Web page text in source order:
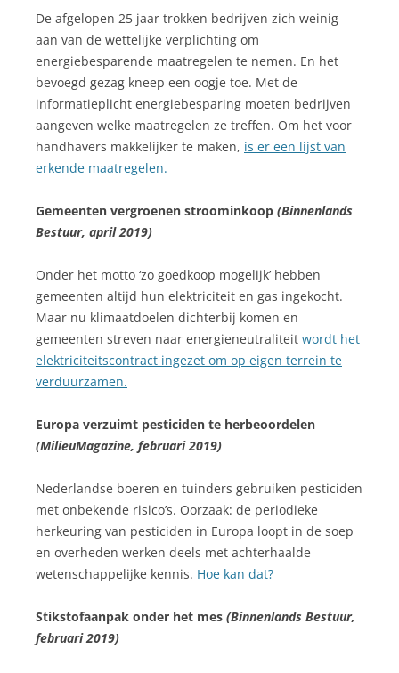
De afgelopen 25 jaar trokken bedrijven zich weinig
aan van de wettelijke verplichting om
energiebesparende maatregelen te nemen. En het
bevoegd gezag kneep een oogje toe. Met de
informatieplicht energiebesparing moeten bedrijven
aangeven welke maatregelen ze treffen. Om het voor
handhavers makkelijker te maken, is er een lijst van
erkende maatregelen.
Gemeenten vergroenen stroominkoop (Binnenlands
Bestuur, april 2019)
Onder het motto ‘zo goedkoop mogelijk’ hebben
gemeenten altijd hun elektriciteit en gas ingekocht.
Maar nu klimaatdoelen dichterbij komen en
gemeenten streven naar energieneutraliteit wordt het
elektriciteitscontract ingezet om op eigen terrein te
verduurzamen.
Europa verzuimt pesticiden te herbeoordelen
(MilieuMagazine, februari 2019)
Nederlandse boeren en tuinders gebruiken pesticiden
met onbekende risico’s. Oorzaak: de periodieke
herkeuring van pesticiden in Europa loopt in de soep
en overheden werken deels met achterhaalde
wetenschappelijke kennis. Hoe kan dat?
Stikstofaanpak onder het mes (Binnenlands Bestuur,
februari 2019)